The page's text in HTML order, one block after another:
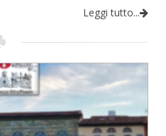
Leggi tutto...